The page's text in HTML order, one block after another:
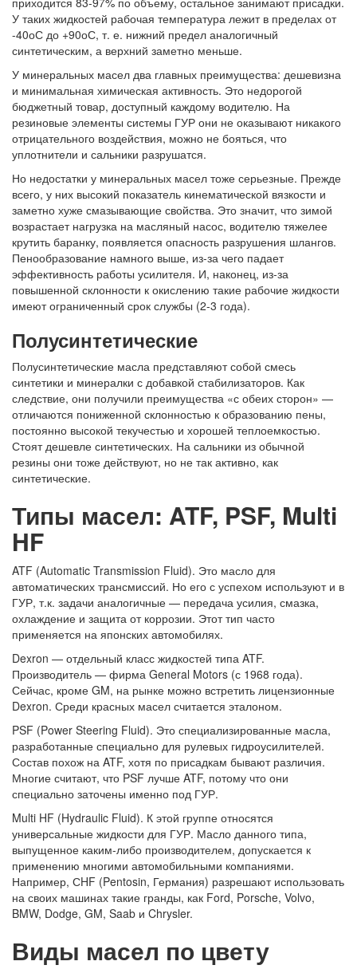
У таких жидкостей рабочая температура лежит в пределах от
-40оС до +90оС, т. е. нижний предел аналогичный
синтетическим, а верхний заметно меньше.
У минеральных масел два главных преимущества: дешевизна
и минимальная химическая активность. Это недорогой
бюджетный товар, доступный каждому водителю. На
резиновые элементы системы ГУР они не оказывают никакого
отрицательного воздействия, можно не бояться, что
уплотнители и сальники разрушатся.
Но недостатки у минеральных масел тоже серьезные. Прежде
всего, у них высокий показатель кинематической вязкости и
заметно хуже смазывающие свойства. Это значит, что зимой
возрастает нагрузка на масляный насос, водителю тяжелее
крутить баранку, появляется опасность разрушения шлангов.
Пенообразование намного выше, из-за чего падает
эффективность работы усилителя. И, наконец, из-за
повышенной склонности к окислению такие рабочие жидкости
имеют ограниченный срок службы (2-3 года).
Полусинтетические
Полусинтетические масла представляют собой смесь
синтетики и минералки с добавкой стабилизаторов. Как
следствие, они получили преимущества «с обеих сторон» —
отличаются пониженной склонностью к образованию пены,
постоянно высокой текучестью и хорошей теплоемкостью.
Стоят дешевле синтетических. На сальники из обычной
резины они тоже действуют, но не так активно, как
синтетические.
Типы масел: ATF, PSF, Multi
HF
ATF (Automatic Transmission Fluid). Это масло для
автоматических трансмиссий. Но его с успехом используют и в
ГУР, т.к. задачи аналогичные — передача усилия, смазка,
охлаждение и защита от коррозии. Этот тип часто
применяется на японских автомобилях.
Dexron — отдельный класс жидкостей типа ATF.
Производитель — фирма General Motors (с 1968 года).
Сейчас, кроме GM, на рынке можно встретить лицензионные
Dexron. Среди красных масел считается эталоном.
PSF (Power Steering Fluid). Это специализированные масла,
разработанные специально для рулевых гидроусилителей.
Состав похож на ATF, хотя по присадкам бывают различия.
Многие считают, что PSF лучше ATF, потому что они
специально заточены именно под ГУР.
Multi HF (Hydraulic Fluid). К этой группе относятся
универсальные жидкости для ГУР. Масло данного типа,
выпущенное каким-либо производителем, допускается к
применению многими автомобильными компаниями.
Например, СHF (Pentosin, Германия) разрешают использовать
на своих машинах такие гранды, как Ford, Porsche, Volvo,
BMW, Dodge, GM, Saab и Chrysler.
Виды масел по цвету